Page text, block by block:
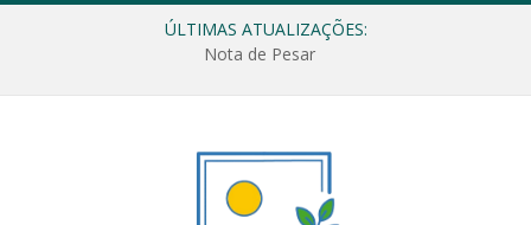
ÚLTIMAS ATUALIZAÇÕES:
Nota de Pesar